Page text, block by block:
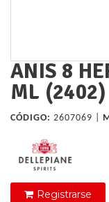
ANIS 8
ML (2402)
CÓDIGO: 2607069 |
Registrarse